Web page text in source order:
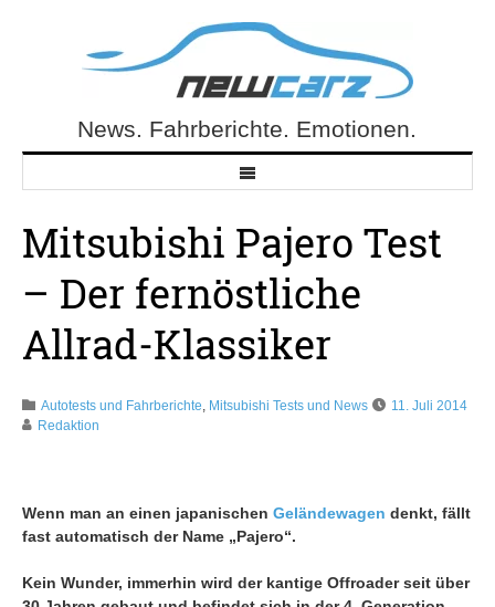
NewCarz.deNews. Fahrberichte. Emotionen.
Mitsubishi Pajero Test
– Der fernöstliche
Allrad-Klassiker
Autotests und Fahrberichte, Mitsubishi Tests und News
11. Juli 2014
Redaktion
Wenn man an einen japanischen Geländewagen denkt, fällt
fast automatisch der Name „Pajero“.
Kein Wunder, immerhin wird der kantige Offroader seit über